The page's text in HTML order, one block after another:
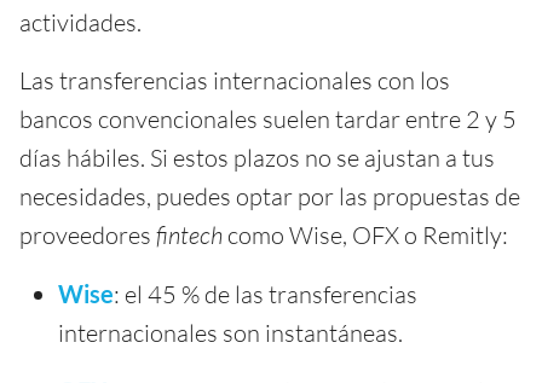
actividades.
Las transferencias internacionales con los
bancos convencionales suelen tardar entre 2 y 5
días hábiles. Si estos plazos no se ajustan a tus
necesidades, puedes optar por las propuestas de
proveedores fintech como Wise, OFX o Remitly:
Wise: el 45 % de las transferencias
internacionales son instantáneas.